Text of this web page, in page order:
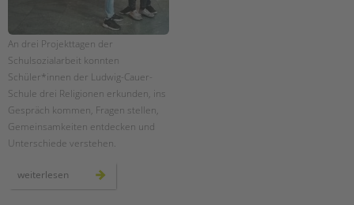
An drei Projekttagen der
Schulsozialarbeit konnten
Schüler*innen der Ludwig-Cauer-
Schule drei Religionen erkunden, ins
Gespräch kommen, Fragen stellen,
Gemeinsamkeiten entdecken und
Unterschiede verstehen.
weiterlesen
religionen